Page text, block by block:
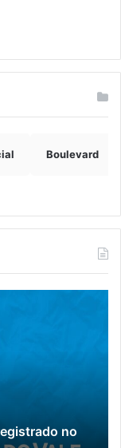
Boulevard
no